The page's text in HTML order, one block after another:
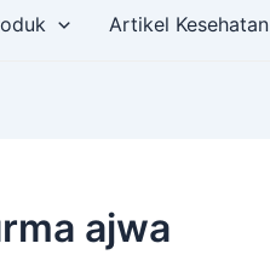
Artikel Kesehatan
ajwa